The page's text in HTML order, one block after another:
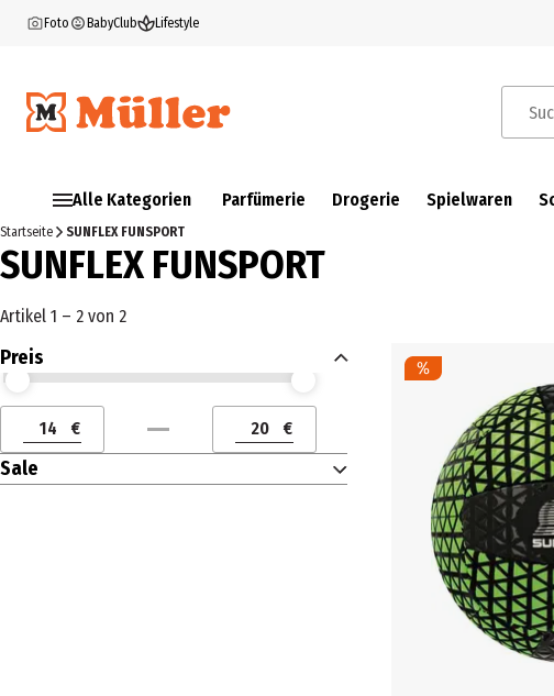
Foto BabyClub Lifestyle
Alle Kategorien Parfümerie Drogerie Spielwaren
Startseite SUNFLEX FUNSPORT
SUNFLEX FUNSPORT
Artikel 1 – 2 von 2
Preis
Preis (€) ab
Preis (€) bis
Preis (€) ab
€
Preis (€) bis
€
Sale